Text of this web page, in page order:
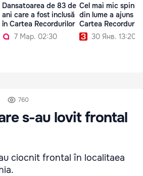
Dansatoarea de 83 de
ani care a fost inclusă
în Cartea Recordurilor
7 Мар. 02:30
Cel mai mic
din lume a ajuns în
Cartea
30 Янв. 13:20
760
s-au lovit frontal
ciocnit frontal în localitaea